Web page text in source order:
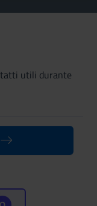
utili durante